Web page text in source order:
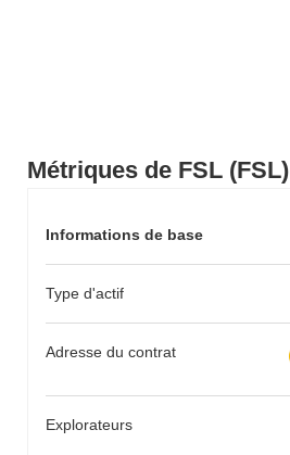
Métriques de FSL (FSL)
Informations de base
Type d'actif
Adresse du contrat
Explorateurs